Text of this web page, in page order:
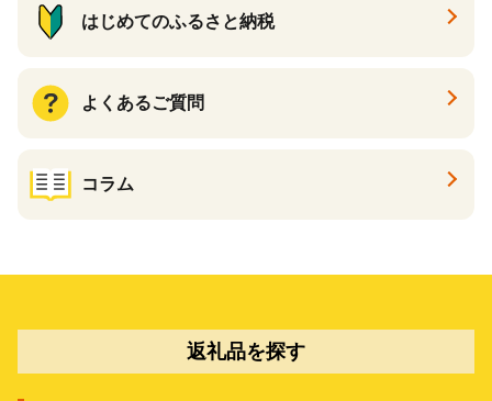
はじめてのふるさと納税
よくあるご質問
コラム
返礼品を探す